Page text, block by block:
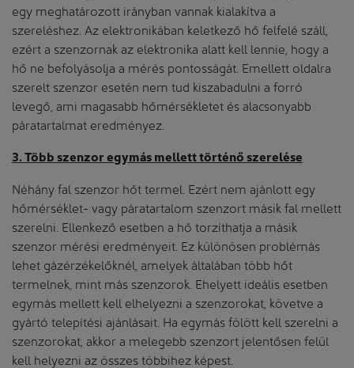
egy meghatározott irányban vannak kialakítva a
szereléshez. Az elektronikában keletkező hő felfelé száll,
ezért a szenzornak az elektronika alatt kell lennie, hogy a
hő ne befolyásolja a mérés pontosságát. Emellett oldalra
szerelt szenzor esetén nem tud kiszabadulni a forró
levegő, ami magasabb hőmérsékletet és alacsonyabb
páratartalmat eredményez.
3. Több szenzor egymás mellett történő szerelése
Néhány fal szenzor hőt termel. Ezért nem ajánlott egy
hőmérséklet- vagy páratartalom szenzort másik fal mellett
szerelni. Ellenkező esetben a hő torzíthatja a másik
szenzor mérési eredményeit. Ez különösen problémás
lehet gázérzékelőknél, amelyek általában több hőt
termelnek, mint más szenzorok. Ehelyett ideális esetben
egymás mellett kell elhelyezni a szenzorokat, követve a
gyártó telepítési ajánlásait. Ha egymás fölött kell szerelni a
szenzorokat, akkor a melegebb szenzort jelentősen felül
kell helyezni az összes többihez képest.